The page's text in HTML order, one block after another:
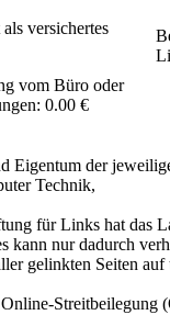
versichertes
vom Büro oder
0.00 €
Eigentum der
Technik,
für Links hat das
kann nur dadurch
gelinkten Seiten
Streitbeilegung